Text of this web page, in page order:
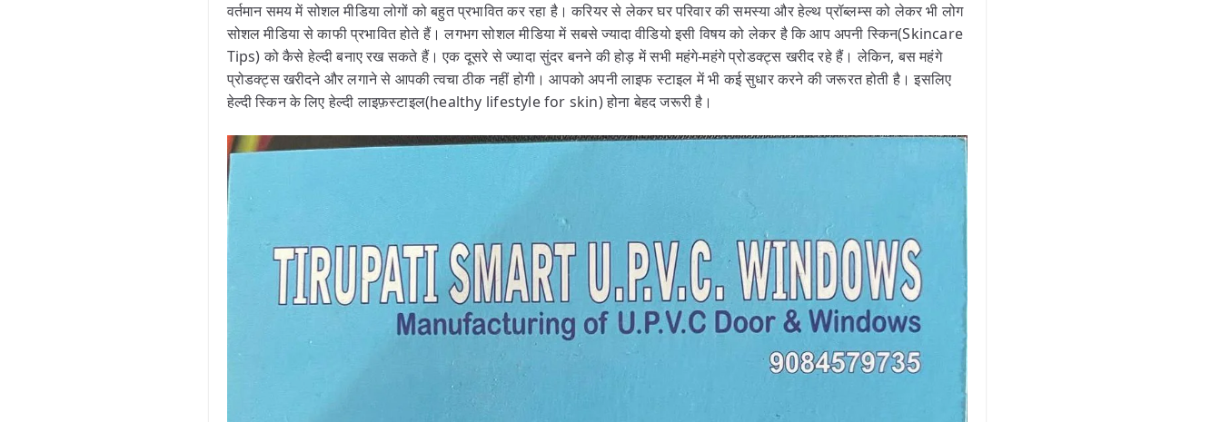
वर्तमान समय में सोशल मीडिया लोगों को बहुत प्रभावित कर रहा है। करियर से लेकर घर परिवार की समस्या और हेल्थ प्रॉब्लम्स को लेकर भी लोग
सोशल मीडिया से काफी प्रभावित होते हैं। लगभग सोशल मीडिया में सबसे ज्यादा वीडियो इसी विषय को लेकर है कि आप अपनी स्किन(Skincare
Tips) को कैसे हेल्दी बनाए रख सकते हैं। एक दूसरे से ज्यादा सुंदर बनने की होड़ में सभी महंगे-महंगे प्रोडक्ट्स खरीद रहे हैं। लेकिन, बस महंगे
प्रोडक्ट्स खरीदने और लगाने से आपकी त्वचा ठीक नहीं होगी। आपको अपनी लाइफ स्टाइल में भी कई सुधार करने की जरूरत होती है। इसलिए
हेल्दी स्किन के लिए हेल्दी लाइफ़स्टाइल(healthy lifestyle for skin) होना बेहद जरूरी है।